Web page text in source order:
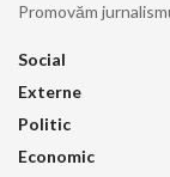
Promovăm
Social
Externe
Politic
Economic